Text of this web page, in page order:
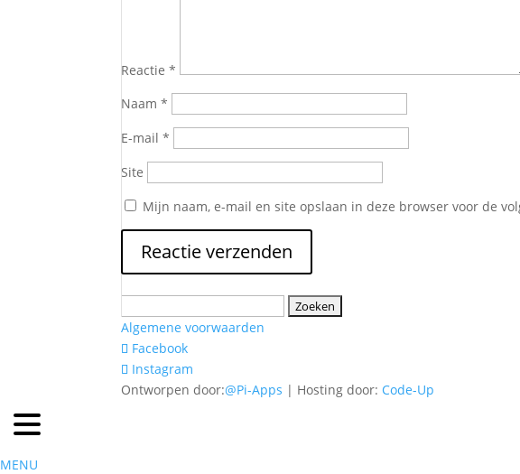
Reactie*
Naam*
E-mail*
Site
Mijn naam, e-mail en site opslaan in deze browser voor de
naar:
Algemene voorwaarden
Facebook
Instagram
Ontworpen door:@Pi-Apps | Hosting door: Code-Up
MENU